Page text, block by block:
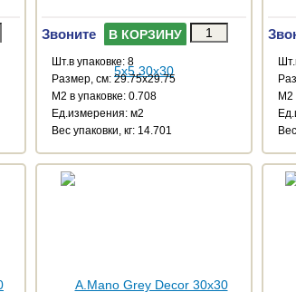
Звоните В КОРЗИНУ
Шт.в упаковке: 8
Размер, см: 29.75x29.75
М2 в упаковке: 0.708
Ед.измерения: м2
Веc упаковки, кг: 14.701
М2